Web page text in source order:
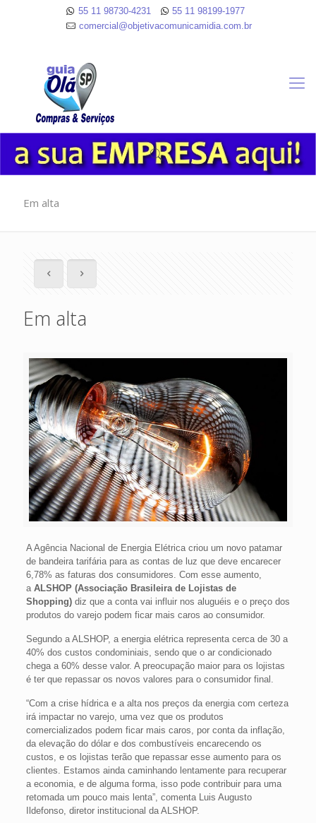
55 11 98730-4231
55 11 98199-1977
comercial@objetivacomunicamidia.com.br
Em alta
Em alta
A Agência Nacional de Energia Elétrica criou um novo patamar
de bandeira tarifária para as contas de luz que deve encarecer
6,78% as faturas dos consumidores. Com esse aumento,
aALSHOP (Associação Brasileira de Lojistas de
Shopping)diz que a conta vai influir nos aluguéis e o preço dos
produtos do varejo podem ficar mais caros ao consumidor.
Segundo a ALSHOP, a energia elétrica representa cerca de 30 a
40% dos custos condominiais, sendo que o ar condicionado
chega a 60% desse valor. A preocupação maior para os lojistas
é ter que repassar os novos valores para o consumidor final.
“Com a crise hídrica e a alta nos preços da energia com certeza
irá impactar no varejo, uma vez que os produtos
comercializados podem ficar mais caros, por conta da inflação,
da elevação do dólar e dos combustíveis encarecendo os
custos, e os lojistas terão que repassar esse aumento para os
clientes. Estamos ainda caminhando lentamente para recuperar
a economia, e de alguma forma, isso pode contribuir para uma
retomada um pouco mais lenta”, comenta Luis Augusto
Ildefonso, diretor institucional da ALSHOP.